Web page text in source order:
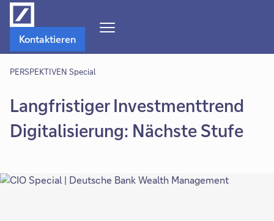
Menü
Kontaktieren
PERSPEKTIVEN Special
Langfristiger Investmenttrend
Digitalisierung: Nächste Stufe